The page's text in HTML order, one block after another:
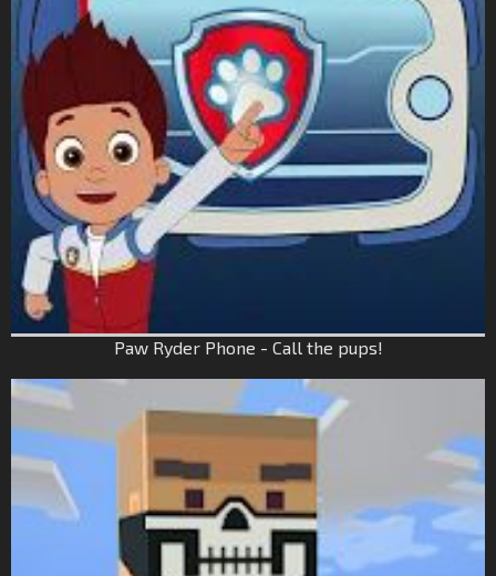
Paw Ryder Phone - Call the pups!